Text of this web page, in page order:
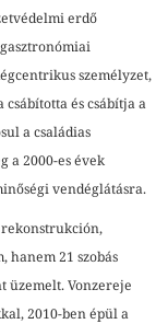
erdő
személyzet,
és csábítja a
a családias
a 2000-es évek
vendéglátásra.
hanem 21 szobás
üzemelt. Vonzereje
2010-ben épül a